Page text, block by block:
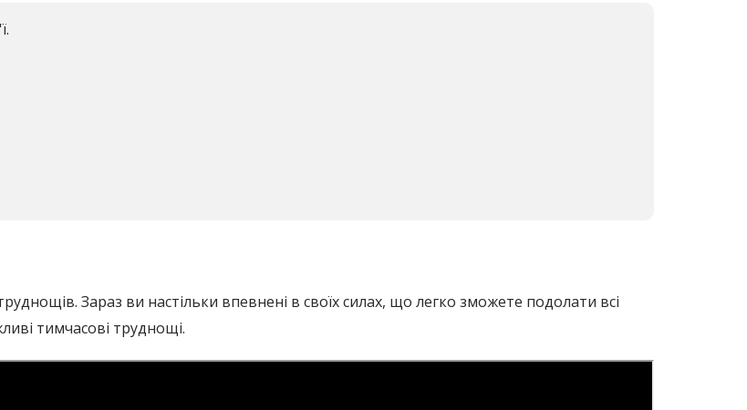
Зараз ви настільки впевнені в своїх силах, що легко зможете подолати всі
тимчасові труднощі.